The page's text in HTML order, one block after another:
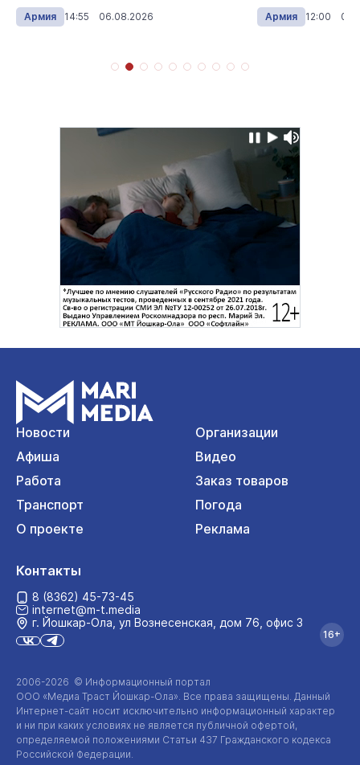
Армия 14:55 06.08.2026 Армия 12:00
Новости
Организации
Афиша
Видео
Работа
Заказ товаров
Транспорт
Погода
О проекте
Реклама
2006-2026 © Информационный портал
ООО «Медиа Траст Йошкар-Ола». Все права защищены. Данный
Интернет-сайт носит исключительно информационный характер
и ни при каких условиях не является публичной офертой,
определяемой положениями Статьи 437 Гражданского кодекса
Российской Федерации.
Контакты
8 (8362) 45-73-45
internet@m-t.media
г. Йошкар‑Ола, ул Вознесенская, дом 76, офис 3
16+